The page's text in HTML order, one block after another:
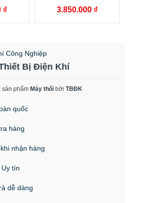
₫ 3.850.000 ₫
Công Nghiệp
Bị Điện Khí
sản phẩm Máy thổi bởi TBĐK
quốc
hàng
nhận hàng
tín
dễ dàng